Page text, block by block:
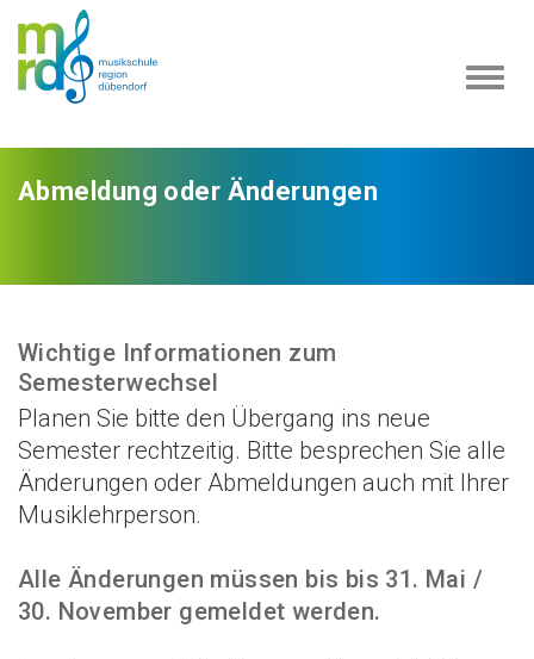
Abmeldung oder Änderungen
Wichtige Informationen zum
Semesterwechsel
Planen Sie bitte den Übergang ins neue
Semester rechtzeitig. Bitte besprechen Sie alle
Änderungen oder Abmeldungen auch mit Ihrer
Musiklehrperson.
Alle Änderungen müssen bis bis 31. Mai /
30. November gemeldet werden.